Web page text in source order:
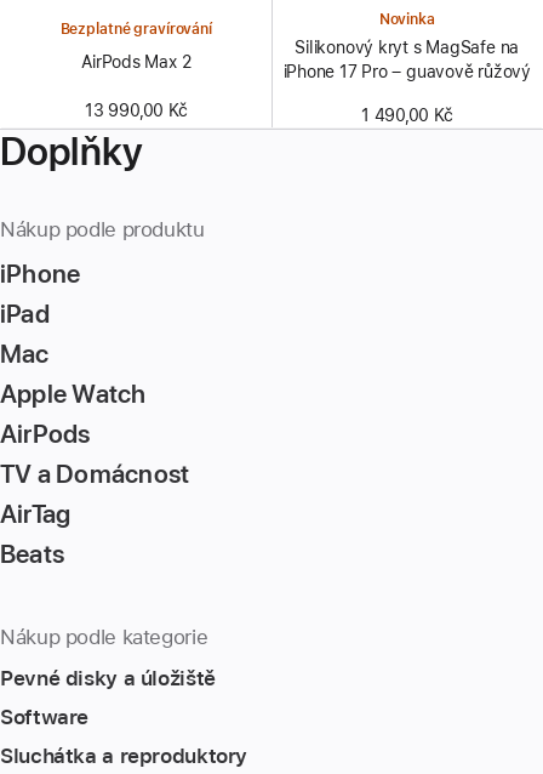
Bezplatné gravírování
AirPods Max 2
13 990,00 Kč
Novinka
Silikonový kryt s MagSafe na
iPhone 17 Pro – guavově růžový
1 490,00 Kč
Doplňky
Nákup podle produktu
iPhone
iPad
Mac
Apple Watch
AirPods
TV a Domácnost
AirTag
Beats
Nákup podle kategorie
Pevné disky a úložiště
Software
Sluchátka a reproduktory